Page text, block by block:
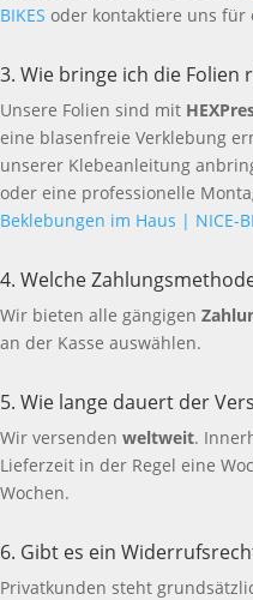
BIKES oder kontaktiere uns für
3. Wie bringe ich die Folien
Unsere Folien sind mit
eine blasenfreie Verklebung
unserer Klebeanleitung
oder eine professionelle
Beklebungen im Haus | NICE-
4. Welche
Wir bieten alle gängigen
an der Kasse auswählen.
5. Wie lange dauert der
Wir versenden weltweit.
Lieferzeit in der Regel eine
Wochen.
6. Gibt es ein
Privatkunden steht